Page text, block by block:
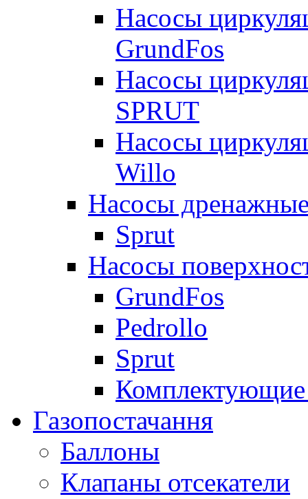
Насосы
GrundFos
Насосы
SPRUT
Насосы
Willo
Насосы
Sprut
Насосы
GrundFos
Pedrollo
Sprut
Комплектующие
Газопостачання
Баллоны
Клапаны отсекатели